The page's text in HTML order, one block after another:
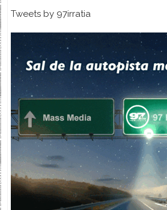
Tweets by 97irratia